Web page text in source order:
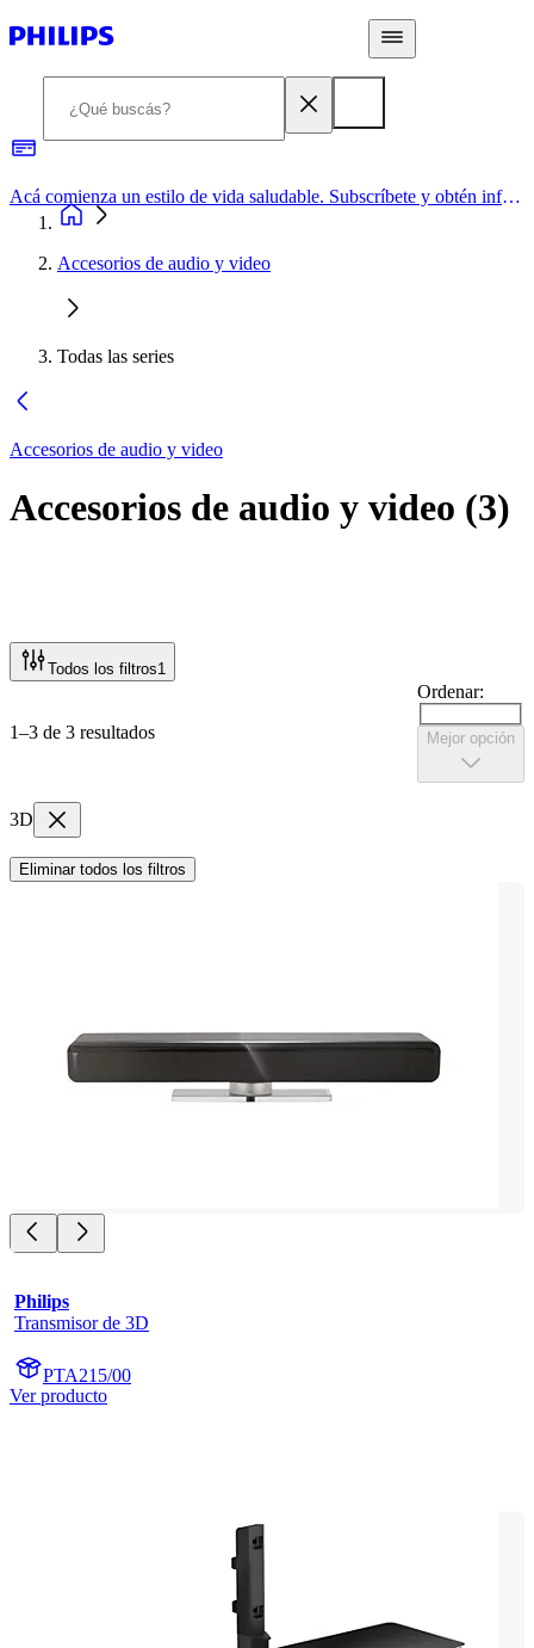
Acá comienza un estilo de vida saludable. Subscríbete y obtén información de primera mano
Accesorios de audio y video
Todas las series
Accesorios de audio y video
Accesorios de audio y video (3)
Todos los filtros1
1–3 de 3 resultados
Ordenar:
Mejor opción
3D
Eliminar todos los filtros
Philips
Transmisor de 3D
PTA215/00
Ver producto